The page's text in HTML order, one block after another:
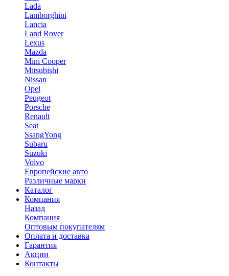
Lada
Lamborghini
Lancia
Land Rover
Lexus
Mazda
Mini Cooper
Mitsubishi
Nissan
Opel
Peugeot
Porsche
Renault
Seat
SsangYong
Subaru
Suzuki
Volvo
Европейские авто
Различные марки
Каталог
Компания
Назад
Компания
Оптовым покупателям
Оплата и доставка
Гарантия
Акции
Контакты